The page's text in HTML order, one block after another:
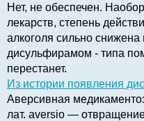
Нет, не обеспечен.
лекарств, степень
алкоголя сильно
дисульфирамом - типа
перестанет.
Из истории появления
Аверсивная
лат. aversio —